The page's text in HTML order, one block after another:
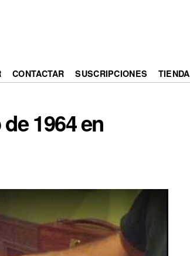
CONTACTAR SUSCRIPCIONES TIENDA
1964 en